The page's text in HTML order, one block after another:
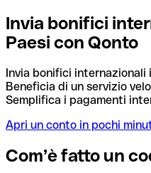
Invia bonifici
Paesi con Qonto
Invia bonifici internazionali
Beneficia di un servizio
Semplifica i pagamenti
Apri un conto in pochi
Com’è fatto un